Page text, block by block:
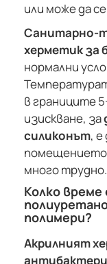
или може да
Санитарно-
херметик за
нормални
в границите
изискване, за
силиконът, е
много трудно.
Колко време
полимери?
Акрилният